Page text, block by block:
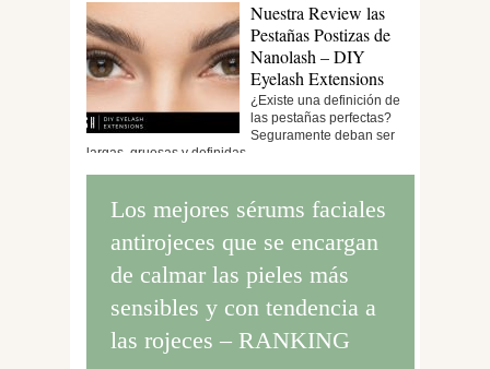
Nuestra Review las
Pestañas Postizas de
Nanolash – DIY
Eyelash Extensions
¿Existe una definición de
las pestañas perfectas?
Seguramente deban ser
largas, gruesas y definidas....
Los mejores sérums faciales
antirojeces que se encargan
de calmar las pieles más
sensibles y con tendencia a
las rojeces – RANKING